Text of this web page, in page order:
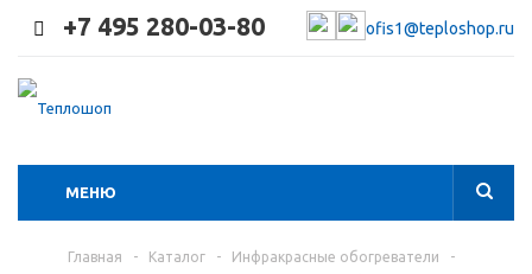
+7 495 280-03-80 ofis1@teploshop.ru
МЕНЮ
Главная - Каталог - Инфракрасные обогреватели
-